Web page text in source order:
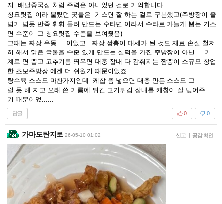
지 배달중국집 처럼 주력은 아니었던 걸로 기억합니다.
청요릿집 이라 불렸던 곳들은 기스면 잘 하는 걸로 구분했고(주방장이 줄
넘기 넘듯 반죽 휘휘 돌려 만드는 수타면 이라서 수타로 가늘게 뽑는 기스
면 수준이 그 청요릿집 수준을 보여줬음)
그때는 짜장 우동... 이었고 짜장 짬뽕이 대세가 된 것도 재료 손질 철저
히 해서 맑은 국물을 수준 있게 만드는 실력을 가진 주방장이 아닌... 기
계로 면 뽑고 고추기름 띄우면 대충 잡내 다 감춰지는 짬뽕이 소규모 창업
한 초보주방장 에겐 더 쉬웠기 때문이었죠.
탕수육 소스도 마찬가지인데 케찹 좀 넣으면 대충 만든 소스도 그
럴 듯 해 지고 오래 쓴 기름에 튀긴 고기튀김 잡내를 케찹이 잘 덮어주
기 때문이었......
답글 0
0
가마도탄지로 26-05-10 01:02 신고 | 공감 확인